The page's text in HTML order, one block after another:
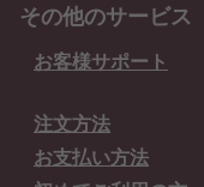
その他のサービス
お客様サポート
注文方法
お支払い方法